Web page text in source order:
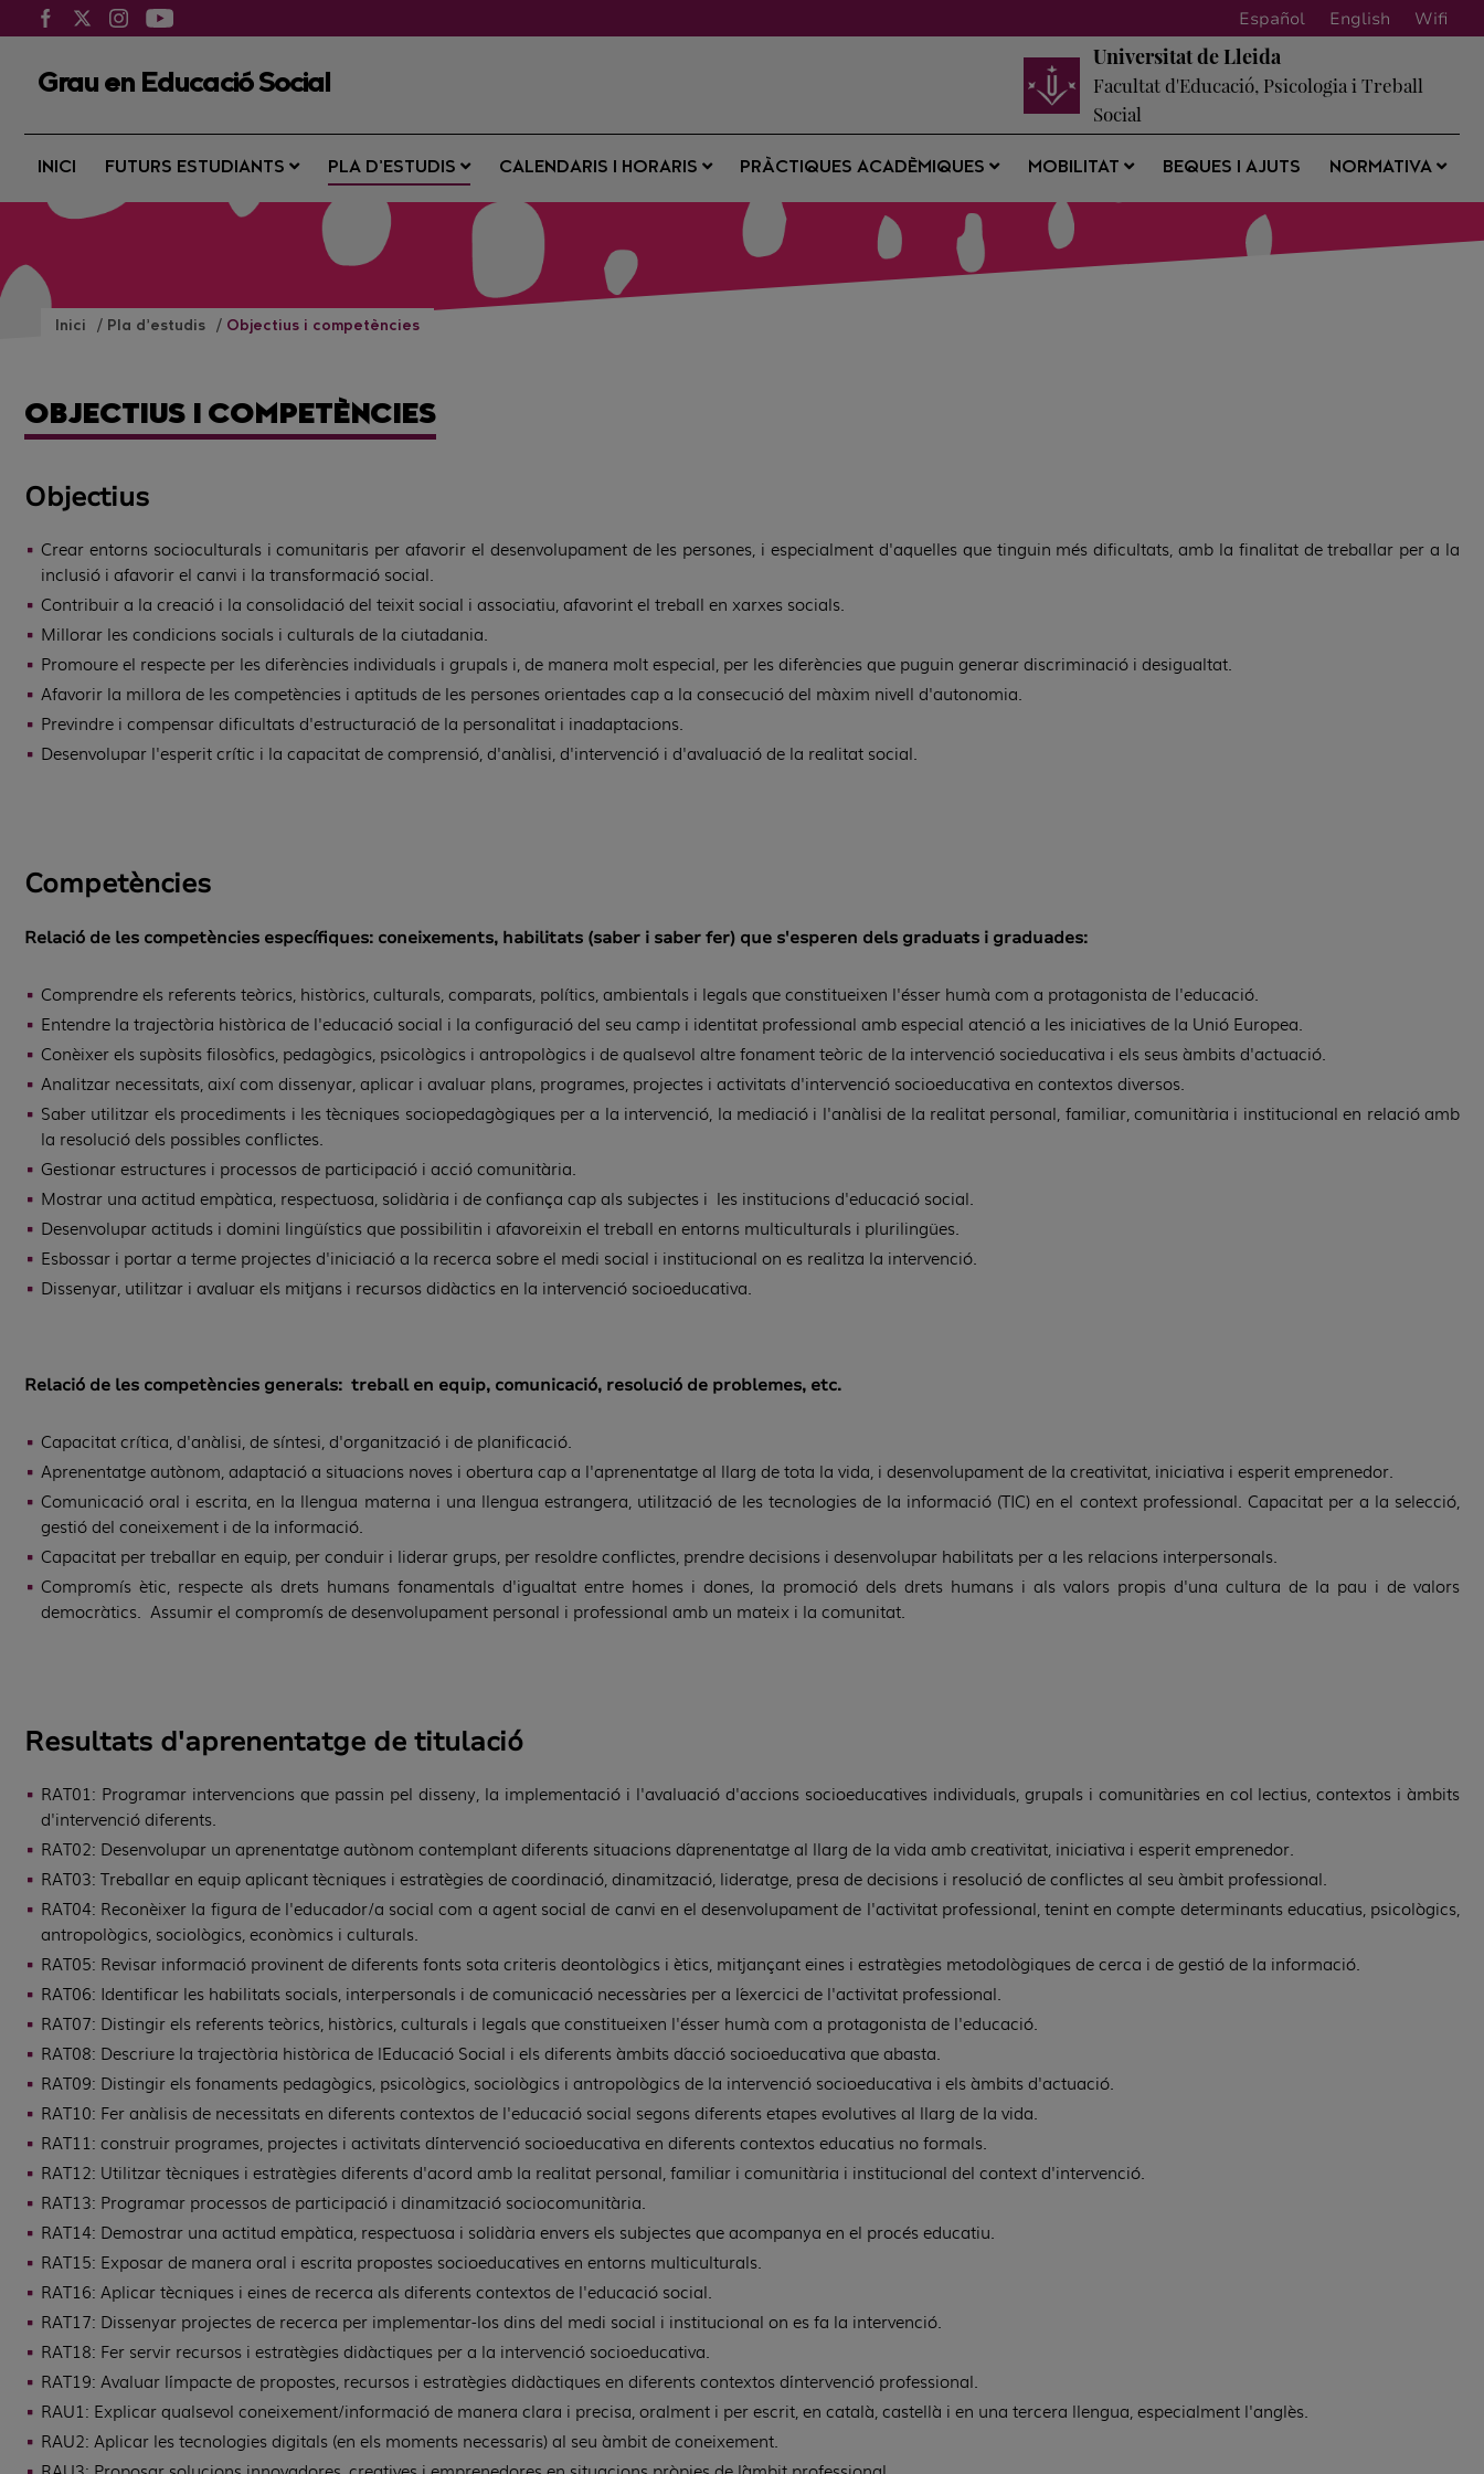
Español English Wifi
Grau en Educació Social
Universitat de Lleida
Facultat d'Educació, Psicologia i Treball
Social
INICI FUTURS ESTUDIANTS PLA D’ESTUDIS CALENDARIS I HORARIS PRÀCTIQUES ACADÈMIQUES MOBILITAT BEQUES I AJUTS NORMATIVA
Inici Pla d’estudis Objectius i competències
OBJECTIUS I COMPETÈNCIES
Objectius
Crear entorns socioculturals i comunitaris per afavorir el desenvolupament de les persones, i especialment d'aquelles que tinguin més dificultats, amb la finalitat de treballar per a la
inclusió i afavorir el canvi i la transformació social.
Contribuir a la creació i la consolidació del teixit social i associatiu, afavorint el treball en xarxes socials.
Millorar les condicions socials i culturals de la ciutadania.
Promoure el respecte per les diferències individuals i grupals i, de manera molt especial, per les diferències que puguin generar discriminació i desigualtat.
Afavorir la millora de les competències i aptituds de les persones orientades cap a la consecució del màxim nivell d'autonomia.
Previndre i compensar dificultats d'estructuració de la personalitat i inadaptacions.
Desenvolupar l'esperit crític i la capacitat de comprensió, d'anàlisi, d'intervenció i d'avaluació de la realitat social.
Competències
Relació de les competències específiques: coneixements, habilitats (saber i saber fer) que s'esperen dels graduats i graduades:
Comprendre els referents teòrics, històrics, culturals, comparats, polítics, ambientals i legals que constitueixen l'ésser humà com a protagonista de l'educació.
Entendre la trajectòria històrica de l'educació social i la configuració del seu camp i identitat professional amb especial atenció a les iniciatives de la Unió Europea.
Conèixer els supòsits filosòfics, pedagògics, psicològics i antropològics i de qualsevol altre fonament teòric de la intervenció socieducativa i els seus àmbits d'actuació.
Analitzar necessitats, així com dissenyar, aplicar i avaluar plans, programes, projectes i activitats d'intervenció socioeducativa en contextos diversos.
Saber utilitzar els procediments i les tècniques sociopedagògiques per a la intervenció, la mediació i l'anàlisi de la realitat personal, familiar, comunitària i institucional en relació amb
la resolució dels possibles conflictes.
Gestionar estructures i processos de participació i acció comunitària.
Mostrar una actitud empàtica, respectuosa, solidària i de confiança cap als subjectes i les institucions d'educació social.
Desenvolupar actituds i domini lingüístics que possibilitin i afavoreixin el treball en entorns multiculturals i plurilingües.
Esbossar i portar a terme projectes d'iniciació a la recerca sobre el medi social i institucional on es realitza la intervenció.
Dissenyar, utilitzar i avaluar els mitjans i recursos didàctics en la intervenció socioeducativa.
Relació de les competències generals: treball en equip, comunicació, resolució de problemes, etc.
Capacitat crítica, d'anàlisi, de síntesi, d'organització i de planificació.
Aprenentatge autònom, adaptació a situacions noves i obertura cap a l'aprenentatge al llarg de tota la vida, i desenvolupament de la creativitat, iniciativa i esperit emprenedor.
Comunicació oral i escrita, en la llengua materna i una llengua estrangera, utilització de les tecnologies de la informació (TIC) en el context professional. Capacitat per a la selecció,
gestió del coneixement i de la informació.
Capacitat per treballar en equip, per conduir i liderar grups, per resoldre conflictes, prendre decisions i desenvolupar habilitats per a les relacions interpersonals.
Compromís ètic, respecte als drets humans fonamentals d'igualtat entre homes i dones, la promoció dels drets humans i als valors propis d'una cultura de la pau i de valors
democràtics. Assumir el compromís de desenvolupament personal i professional amb un mateix i la comunitat.
Resultats d'aprenentatge de titulació
RAT01: Programar intervencions que passin pel disseny, la implementació i l'avaluació d'accions socioeducatives individuals, grupals i comunitàries en col·lectius, contextos i àmbits
d'intervenció diferents.
RAT02: Desenvolupar un aprenentatge autònom contemplant diferents situacions d´aprenentatge al llarg de la vida amb creativitat, iniciativa i esperit emprenedor.
RAT03: Treballar en equip aplicant tècniques i estratègies de coordinació, dinamització, lideratge, presa de decisions i resolució de conflictes al seu àmbit professional.
RAT04: Reconèixer la figura de l'educador/a social com a agent social de canvi en el desenvolupament de l'activitat professional, tenint en compte determinants educatius, psicològics,
antropològics, sociològics, econòmics i culturals.
RAT05: Revisar informació provinent de diferents fonts sota criteris deontològics i ètics, mitjançant eines i estratègies metodològiques de cerca i de gestió de la informació.
RAT06: Identificar les habilitats socials, interpersonals i de comunicació necessàries per a l´exercici de l'activitat professional.
RAT07: Distingir els referents teòrics, històrics, culturals i legals que constitueixen l'ésser humà com a protagonista de l'educació.
RAT08: Descriure la trajectòria històrica de l´Educació Social i els diferents àmbits d´acció socioeducativa que abasta.
RAT09: Distingir els fonaments pedagògics, psicològics, sociològics i antropològics de la intervenció socioeducativa i els àmbits d'actuació.
RAT10: Fer anàlisis de necessitats en diferents contextos de l'educació social segons diferents etapes evolutives al llarg de la vida.
RAT11: construir programes, projectes i activitats d´intervenció socioeducativa en diferents contextos educatius no formals.
RAT12: Utilitzar tècniques i estratègies diferents d'acord amb la realitat personal, familiar i comunitària i institucional del context d'intervenció.
RAT13: Programar processos de participació i dinamització sociocomunitària.
RAT14: Demostrar una actitud empàtica, respectuosa i solidària envers els subjectes que acompanya en el procés educatiu.
RAT15: Exposar de manera oral i escrita propostes socioeducatives en entorns multiculturals.
RAT16: Aplicar tècniques i eines de recerca als diferents contextos de l'educació social.
RAT17: Dissenyar projectes de recerca per implementar-los dins del medi social i institucional on es fa la intervenció.
RAT18: Fer servir recursos i estratègies didàctiques per a la intervenció socioeducativa.
RAT19: Avaluar l´impacte de propostes, recursos i estratègies didàctiques en diferents contextos d´intervenció professional.
RAU1: Explicar qualsevol coneixement/informació de manera clara i precisa, oralment i per escrit, en català, castellà i en una tercera llengua, especialment l'anglès.
RAU2: Aplicar les tecnologies digitals (en els moments necessaris) al seu àmbit de coneixement.